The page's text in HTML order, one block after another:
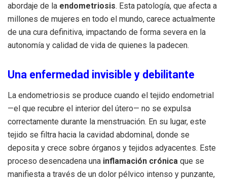
abordaje de la endometriosis. Esta patología, que afecta a
millones de mujeres en todo el mundo, carece actualmente
de una cura definitiva, impactando de forma severa en la
autonomía y calidad de vida de quienes la padecen.
Una enfermedad invisible y debilitante
La endometriosis se produce cuando el tejido endometrial
—el que recubre el interior del útero— no se expulsa
correctamente durante la menstruación. En su lugar, este
tejido se filtra hacia la cavidad abdominal, donde se
deposita y crece sobre órganos y tejidos adyacentes. Este
proceso desencadena una inflamación crónica que se
manifiesta a través de un dolor pélvico intenso y punzante,